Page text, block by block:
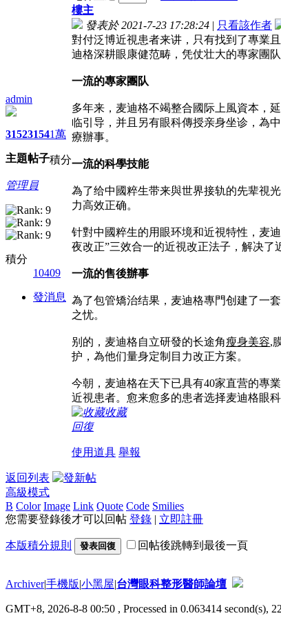
admin
3152
主題
3154
帖子
1萬
積分
管理員
積分
10409
發消息
樓主
發表於 2021-7-23 17:28:24 | 只看該作者
對付泛博近視患者来讲，只有找到了專業
迪格深耕眼康健范畴，凭仗壮大的專家團
一流的專家團队
多年来，麦迪格不竭整合國际上風資本，
临引导，并且另有眼科傳授亲身坐诊，為
療辦事。
一流的科學技能
為了给中國粹生带来與世界接轨的先辈視
力高效正确。
针對中國粹生的用眼环境和近視特性，麦
夜改正”三效合一的近視改正法子，解决了
一流的售後辦事
為了包管矯治结果，麦迪格專門创建了一
之忧。
别的，麦迪格自立研發的长途角瘦身美容,
护，為他们量身定制目力改正方案。
今朝，麦迪格在天下已具有40家直营的專
近視患者。愈来愈多的患者选择麦迪格眼
收藏
回復
使用道具 舉報
返回列表
高級模式
B Color Image Link Quote Code Smilies
您需要登錄後才可以回帖 登錄 | 立即註冊
本版積分規則 發表回復 回帖後跳轉到最後一頁
Archiver|手機版|小黑屋|台灣眼科整形醫師論壇
GMT+8, 2026-8-8 00:50 , Processed in 0.063414 second(s),